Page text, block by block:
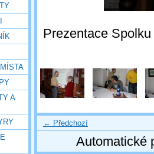
A
Prezentace
← Předchozí
Automatické